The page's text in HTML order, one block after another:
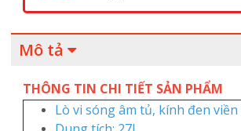
Mô tả
THÔNG TIN CHI TIẾT SẢN PHẨM
Lò vi sóng âm tủ, kính đen